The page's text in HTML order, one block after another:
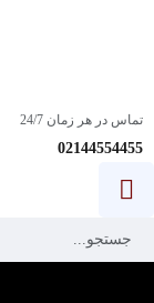
تماس در هر زمان 24/7
02144554455